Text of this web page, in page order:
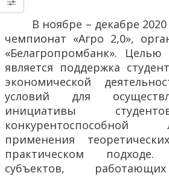
В ноябре – декабре 2020
чемпионат «Агро 2,0»,
«Белагропромбанк». Целью
является поддержка
экономической
условий для
инициативы
применения
практическом
субъектов,